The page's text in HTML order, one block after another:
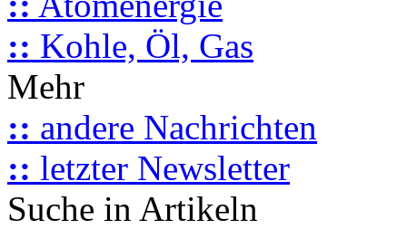
:: Kohle, Öl, Gas
Mehr
:: andere Nachrichten
:: letzter Newsletter
Suche in Artikeln